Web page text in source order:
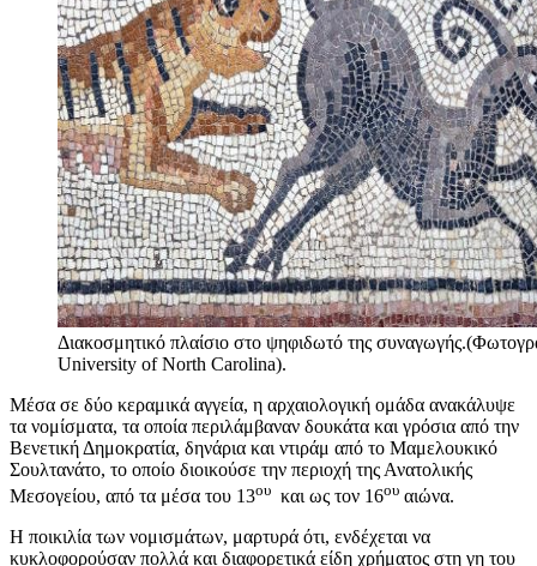
Διακοσμητικό πλαίσιο στο ψηφιδωτό της
University of North Carolina).
Μέσα σε δύο κεραμικά αγγεία, η αρχαιολογική ομάδα ανακάλυψε
τα νομίσματα, τα οποία περιλάμβαναν δουκάτα και γρόσια από την
Βενετική Δημοκρατία, δηνάρια και ντιράμ από το Μαμελουκικό
Σουλτανάτο, το οποίο διοικούσε την περιοχή της Ανατολικής
Μεσογείου, από τα μέσα του 13ου και ως τον 16ου αιώνα.
Η ποικιλία των νομισμάτων, μαρτυρά ότι, ενδέχεται να
κυκλοφορούσαν πολλά και διαφορετικά είδη χρήματος στη γη του